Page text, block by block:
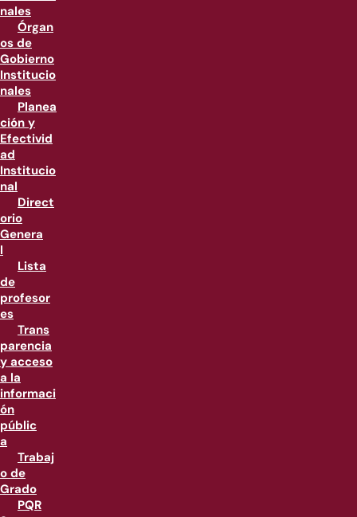
nales
Órgan
os de
Gobierno
Institucio
nales
Planea
ción y
Efectivid
ad
Institucio
nal
Direct
orio
Genera
l
Lista
de
profesor
es
Trans
parencia
y acceso
a la
informaci
ón
públic
a
Trabaj
o de
Grado
PQR